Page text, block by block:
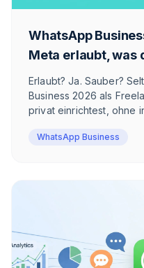
WhatsApp
Meta erlaubt, was
wie du es sauber
Erlaubt? Ja. Sauber?
Business 2026 als
privat einrichtest, ohne
reicht.
WhatsApp Business